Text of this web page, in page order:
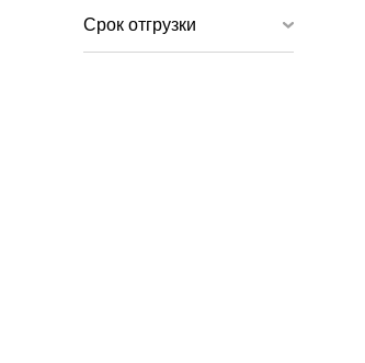
Срок отгрузки